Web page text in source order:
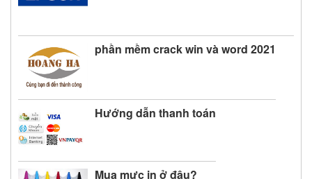
phần mềm crack win và word 2021
Hướng dẫn thanh toán
Mua mực in ở đâu?